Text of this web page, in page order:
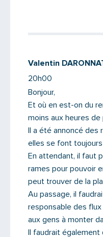
Valentin
20h00
Bonjour,
Et où en est-on du
moins aux heures de
Il a été annoncé
elles se font
En attendant, il faut
rames pour pouvoir
peut trouver de la
Au passage, il
responsable des
aux gens à monter
Il faudrait